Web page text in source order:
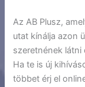
Az AB Plusz,
utat kínálja azon
szeretnének
Ha te is új
többet érj el